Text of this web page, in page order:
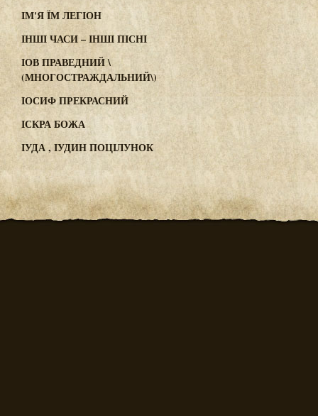
ІМ'Я ЇМ ЛЕГІОН
ІНШІ ЧАСИ – ІНШІ ПІСНІ
ІОВ ПРАВЕДНИЙ \
(МНОГОСТРАЖДАЛЬНИЙ\)
ІОСИФ ПРЕКРАСНИЙ
ІСКРА БОЖА
ІУДА , ІУДИН ПОЦІЛУНОК